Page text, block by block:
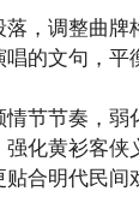
，调整曲牌
唱的文句，平
情节节奏，弱
化黄衫客侠
合明代民间